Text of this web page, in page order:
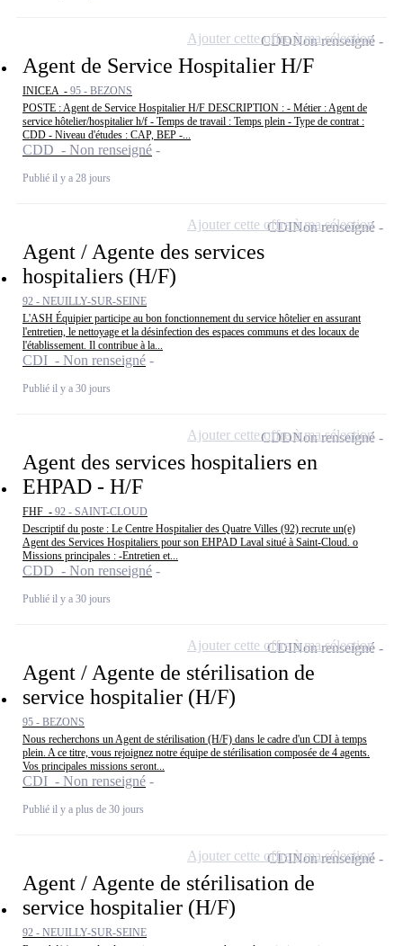
Agent de Service Hospitalier H/F
INICEA - 95 - BEZONS
POSTE : Agent de Service Hospitalier H/F DESCRIPTION : - Métier : Agent de
service hôtelier/hospitalier h/f - Temps de travail : Temps plein - Type de contrat :
CDD - Niveau d'études : CAP, BEP -...
CDD - Non renseigné
Publié il y a 28 jours
CDDNon renseigné
Ajouter cette offre à ma sélection
Agent / Agente des services
hospitaliers (H/F)
92 - NEUILLY-SUR-SEINE
L'ASH Équipier participe au bon fonctionnement du service hôtelier en assurant
l'entretien, le nettoyage et la désinfection des espaces communs et des locaux de
l'établissement. Il contribue à la...
CDI - Non renseigné
Publié il y a 30 jours
CDINon renseigné
Ajouter cette offre à ma sélection
Agent des services hospitaliers en
EHPAD - H/F
FHF - 92 - SAINT-CLOUD
Descriptif du poste : Le Centre Hospitalier des Quatre Villes (92) recrute un(e)
Agent des Services Hospitaliers pour son EHPAD Laval situé à Saint-Cloud. o
Missions principales : -Entretien et...
CDD - Non renseigné
Publié il y a 30 jours
CDDNon renseigné
Ajouter cette offre à ma sélection
Agent / Agente de stérilisation de
service hospitalier (H/F)
95 - BEZONS
Nous recherchons un Agent de stérilisation (H/F) dans le cadre d'un CDI à temps
plein. A ce titre, vous rejoignez notre équipe de stérilisation composée de 4 agents.
Vos principales missions seront...
CDI - Non renseigné
Publié il y a plus de 30 jours
CDINon renseigné
Ajouter cette offre à ma sélection
Agent / Agente de stérilisation de
service hospitalier (H/F)
92 - NEUILLY-SUR-SEINE
CDINon renseigné
Ajouter cette offre à ma sélection